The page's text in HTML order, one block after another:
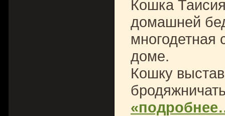
Кошка
домашней
многодетная
доме.
Кошку